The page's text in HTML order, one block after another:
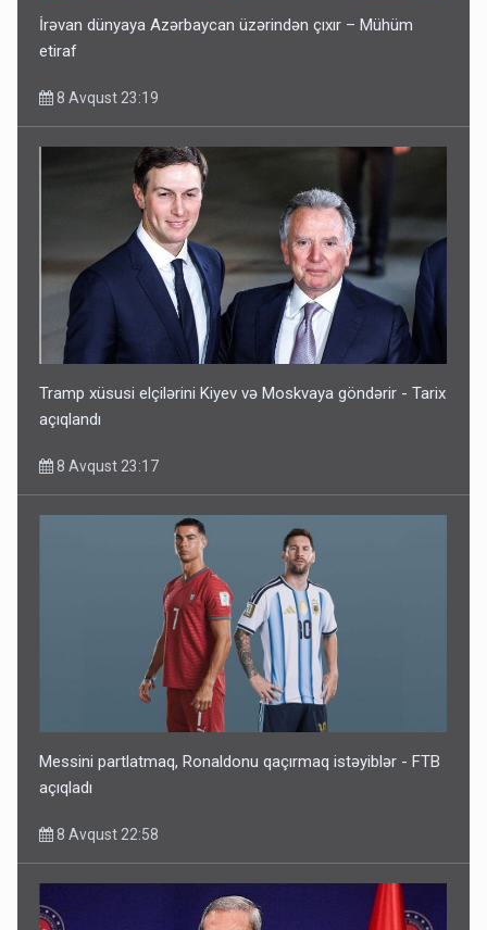
İrəvan dünyaya Azərbaycan üzərindən çıxır – Mühüm
etiraf
8 Avqust 23:19
Tramp xüsusi elçilərini Kiyev və Moskvaya göndərir - Tarix
açıqlandı
8 Avqust 23:17
Messini partlatmaq, Ronaldonu qaçırmaq istəyiblər - FTB
açıqladı
8 Avqust 22:58